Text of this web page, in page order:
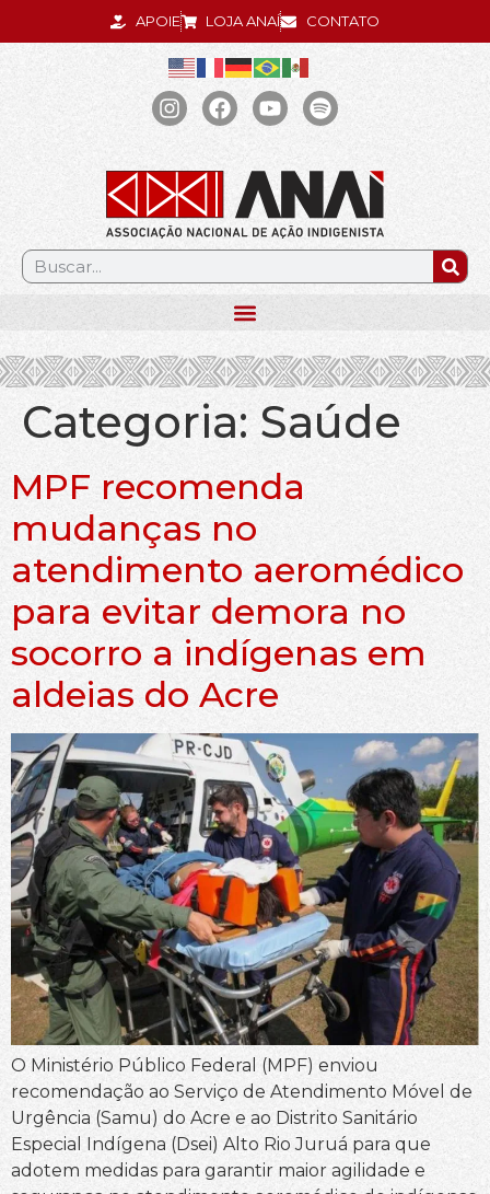
APOIE LOJA ANAÍ CONTATO
.
Categoria: Saúde
MPF recomenda
mudanças no
atendimento aeromédico
para evitar demora no
socorro a indígenas em
aldeias do Acre
O Ministério Público Federal (MPF) enviou
recomendação ao Serviço de Atendimento Móvel de
Urgência (Samu) do Acre e ao Distrito Sanitário
Especial Indígena (Dsei) Alto Rio Juruá para que
adotem medidas para garantir maior agilidade e